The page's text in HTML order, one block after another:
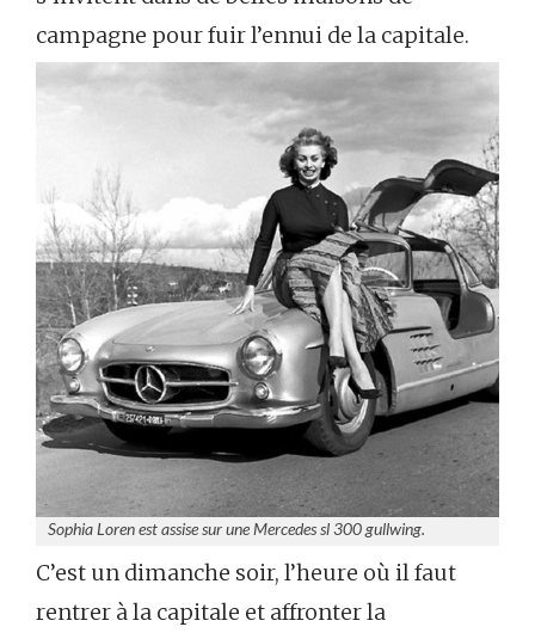
campagne pour fuir l’ennui de la capitale.
Sophia Loren est assise sur une Mercedes sl 300 gullwing.
C’est un dimanche soir, l’heure où il faut
rentrer à la capitale et affronter la